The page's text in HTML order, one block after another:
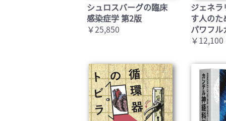
シュロスバーグの臨床
感染症学 第2版
￥25,850
ジェネラ
す人のた
パワフル
￥12,100